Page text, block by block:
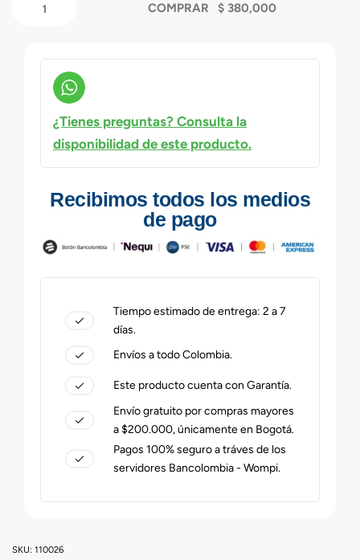
COMPRAR
¿Tienes preguntas? Consulta la
disponibilidad de este producto.
Recibimos todos los medios
de pago
Tiempo estimado de entrega: 2 a 7
días.
Envíos a todo Colombia.
Este producto cuenta con Garantía.
Envío gratuito por compras mayores
a $200.000, únicamente en Bogotá.
Pagos 100% seguro a tráves de los
servidores Bancolombia - Wompi.
110026